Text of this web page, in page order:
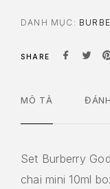
DANH MỤC:
SHARE
MÔ TẢ
Set Burberry
chai mini 10ml